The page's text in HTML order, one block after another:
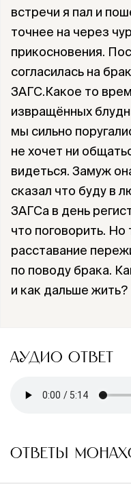
встречи я пал и
точнее на через
прикосновения.
согласилась на
ЗАГС.Какое то
извращённых
мы сильно
не хочет ни
видеться. Замуж
сказал что буду в
ЗАГСа в день
что поговорить.
расставание
по поводу брака.
и как дальше жить?
АУДИО ОТВЕТ
ОТВЕТЫ